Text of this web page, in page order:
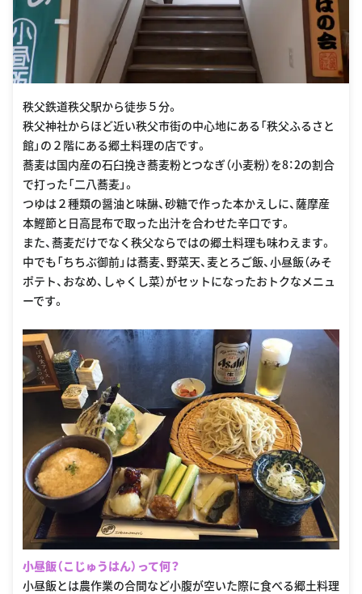
秩父鉄道秩父駅から徒歩５分。
秩父神社からほど近い秩父市街の中心地にある「秩父ふるさと
館」の２階にある郷土料理の店です。
蕎麦は国内産の石臼挽き蕎麦粉とつなぎ（小麦粉）を8：2の割合
で打った「二八蕎麦」。
つゆは２種類の醤油と味醂、砂糖で作った本かえしに、薩摩産
本鰹節と日高昆布で取った出汁を合わせた辛口です。
また、蕎麦だけでなく秩父ならではの郷土料理も味わえます。
中でも「ちちぶ御前」は蕎麦、野菜天、麦とろご飯、小昼飯（みそ
ポテト、おなめ、しゃくし菜）がセットになったおトクなメニュ
ーです。
小昼飯（こじゅうはん）って何？
小昼飯とは農作業の合間など小腹が空いた際に食べる郷土料理